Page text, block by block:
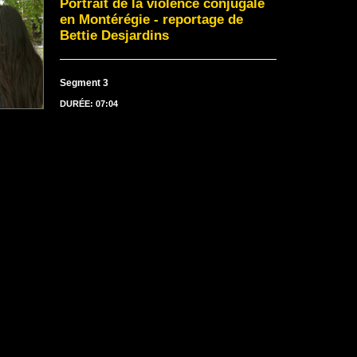
en Montérégie - reportage de
Bettie Desjardins
Segment 3
DURÉE: 07:04